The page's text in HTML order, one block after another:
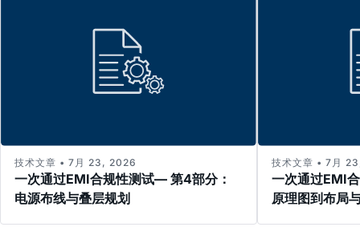
一次通过EMI合规性测试— 第4部分：
电源布线与叠层规划
技术文章 • 7月 23, 2026
一次通过EMI
原理图到布局
技术文章 • 7月